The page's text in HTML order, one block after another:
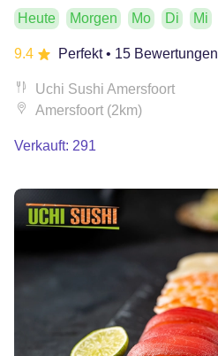
Heute Morgen Mo Di Mi
9.4 Perfekt• 15 Bewertungen
Uchi Sushi Amersfoort
Amersfoort (2km)
Verkauft: 291